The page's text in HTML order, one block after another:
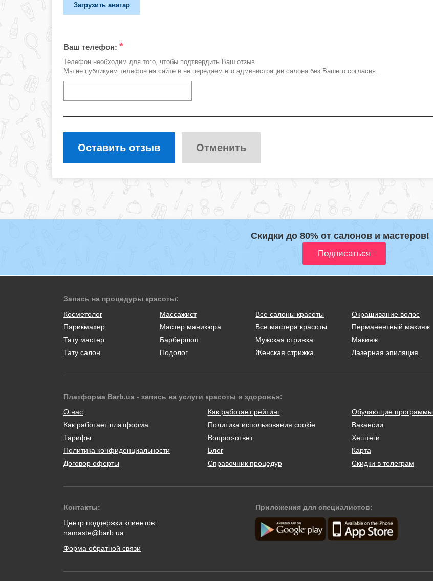
Загрузить аватар
Ваш телефон: *
Телефон необходим для того, чтобы подтвердить Ваш отзыв
Мы не публикуем телефон на сайте и не передаем его администрации салона без Вашего согласия.
Оставить отзыв Отменить
Скидки до 80% от салонов и мастеров!
Запись на процедуры красоты:
Косметолог
Массажист
Парикмахер
Мастер маникюра
Тату мастер
Барбершоп
Тату салон
Подолог
Все салоны красоты
Все мастера красоты
Мужская стрижка
Женская стрижка
Окрашивание волос
Перманентный макияж
Макияж
Лазерная эпиляция
Платформа Barb.ua - запись на услуги красоты и здоровья:
О нас
Как работает платформа
Тарифы
Политика конфиденциальности
Договор оферты
Как работает рейтинг
Политика использования cookie
Вопрос-ответ
Блог
Справочник процедур
Обучающие программы
Вакансии
Хештеги
Карта
Скидки в телеграм
Контакты:
Центр поддержки клиентов:
namaste@barb.ua
Форма обратной связи
Приложения для специалистов: